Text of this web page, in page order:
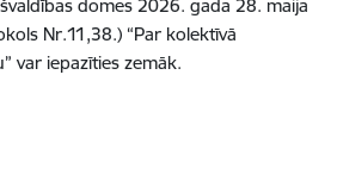
domes 2026. gada 28. maija
Nr.11,38.) “Par kolektīvā
var iepazīties zemāk.